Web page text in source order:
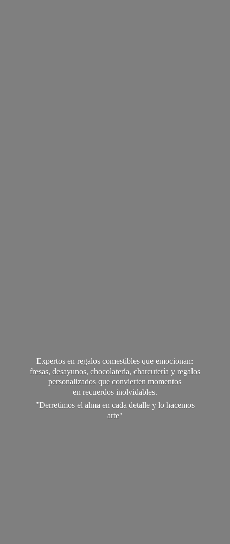
Expertos en regalos comestibles que emocionan:
fresas, desayunos, chocolatería, charcutería y regalos
personalizados que convierten momentos
en recuerdos inolvidables.
"Derretimos el alma en cada detalle y lo hacemos
arte"